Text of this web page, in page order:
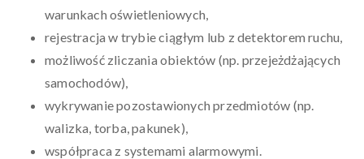
warunkach oświetleniowych,
rejestracja w trybie ciągłym lub z detektorem ruchu,
możliwość zliczania obiektów (np. przejeżdżających
samochodów),
wykrywanie pozostawionych przedmiotów (np.
walizka, torba, pakunek),
współpraca z systemami alarmowymi.